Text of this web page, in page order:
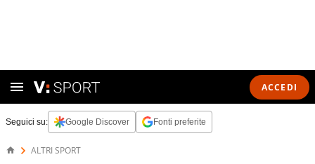
ACCEDI
Seguici su: Google Discover Fonti preferite
ALTRI SPORT